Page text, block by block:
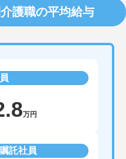
護職の平均給与
万円
託社員